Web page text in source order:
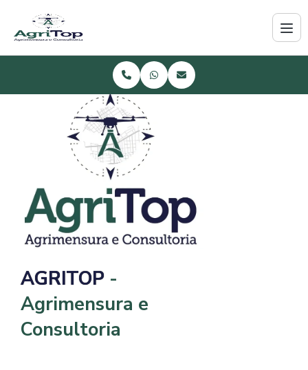
AGRITOP -
Agrimensura e
Consultoria